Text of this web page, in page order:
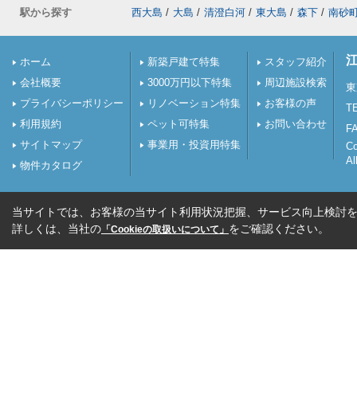
駅から探す
西大島 / 大島 / 清澄白河 / 東大島 / 森下 / 南砂
ホーム
会社概要
プライバシーポリシー
利用規約
サイトマップ
物件カタログ
新築戸建て特集
3000万円以下特集
リノベーション特集
ペット可特集
事業用・投資用特集
スタッフ紹介
周辺施設検索
お客様の声
お問い合わせ
当サイトでは、お客様の当サイト利用状況把握、サービス向上検討
詳しくは、当社の 「Cookieの取扱いについて」 をご確認ください。